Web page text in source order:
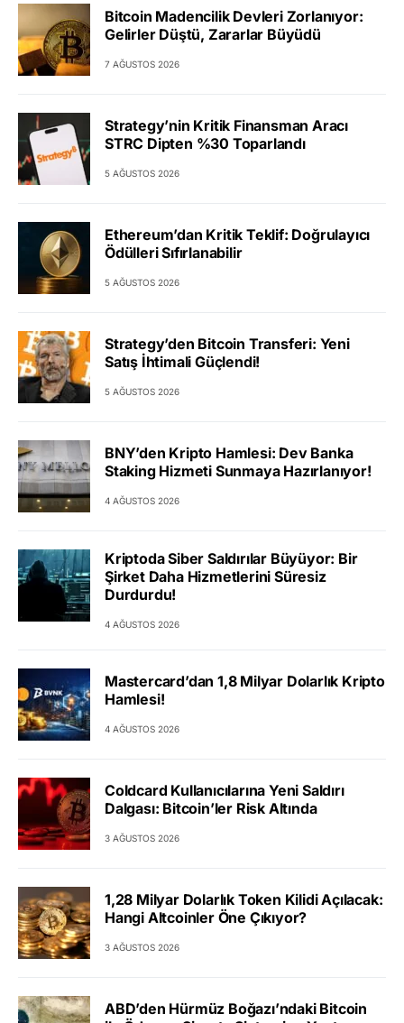
Bitcoin Madencilik Devleri Zorlanıyor:
Gelirler Düştü, Zararlar Büyüdü
7 AĞUSTOS 2026
Strategy’nin Kritik Finansman Aracı
STRC Dipten %30 Toparlandı
5 AĞUSTOS 2026
Ethereum’dan Kritik Teklif: Doğrulayıcı
Ödülleri Sıfırlanabilir
5 AĞUSTOS 2026
Strategy’den Bitcoin Transferi: Yeni
Satış İhtimali Güçlendi!
5 AĞUSTOS 2026
BNY’den Kripto Hamlesi: Dev Banka
Staking Hizmeti Sunmaya Hazırlanıyor!
4 AĞUSTOS 2026
Kriptoda Siber Saldırılar Büyüyor: Bir
Şirket Daha Hizmetlerini Süresiz
Durdurdu!
4 AĞUSTOS 2026
Mastercard’dan 1,8 Milyar Dolarlık Kripto
Hamlesi!
4 AĞUSTOS 2026
Coldcard Kullanıcılarına Yeni Saldırı
Dalgası: Bitcoin’ler Risk Altında
3 AĞUSTOS 2026
1,28 Milyar Dolarlık Token Kilidi Açılacak:
Hangi Altcoinler Öne Çıkıyor?
3 AĞUSTOS 2026
ABD’den Hürmüz Boğazı’ndaki Bitcoin